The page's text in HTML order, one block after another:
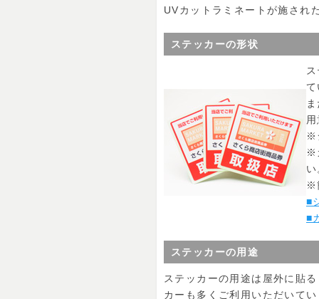
UVカットラミネートが施され
ステッカーの形状
※
※
※
■
■
ステッカーの用途
ステッカーの用途は屋外に貼
カーも多くご利用いただいて